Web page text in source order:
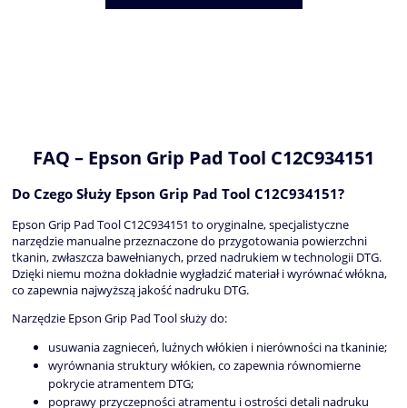
FAQ – Epson Grip Pad Tool C12C934151
Do Czego Służy Epson Grip Pad Tool C12C934151?
Epson Grip Pad Tool C12C934151 to oryginalne, specjalistyczne
narzędzie manualne przeznaczone do przygotowania powierzchni
tkanin, zwłaszcza bawełnianych, przed nadrukiem w technologii DTG.
Dzięki niemu można dokładnie wygładzić materiał i wyrównać włókna,
co zapewnia najwyższą jakość nadruku DTG.
Narzędzie Epson Grip Pad Tool służy do:
usuwania zagnieceń, luźnych włókien i nierówności na tkaninie;
wyrównania struktury włókien, co zapewnia równomierne
pokrycie atramentem DTG;
poprawy przyczepności atramentu i ostrości detali nadruku